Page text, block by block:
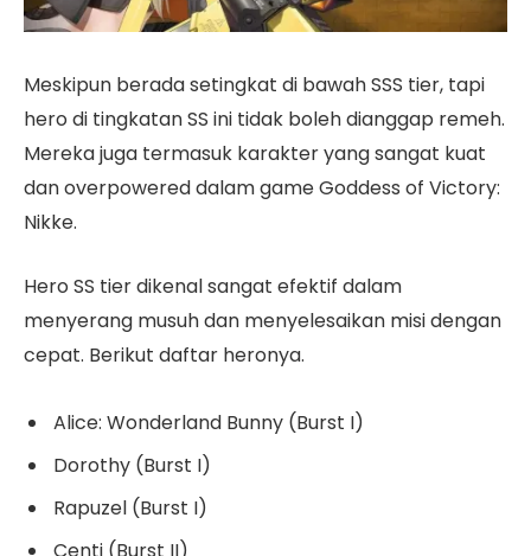
Meskipun berada setingkat di bawah SSS tier, tapi
hero di tingkatan SS ini tidak boleh dianggap remeh.
Mereka juga termasuk karakter yang sangat kuat
dan overpowered dalam game Goddess of Victory:
Nikke.
Hero SS tier dikenal sangat efektif dalam
menyerang musuh dan menyelesaikan misi dengan
cepat. Berikut daftar heronya.
Alice: Wonderland Bunny (Burst I)
Dorothy (Burst I)
Rapuzel (Burst I)